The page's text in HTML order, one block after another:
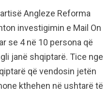
Angleze Reforma
investigimin e Mail On
se 4 në 10 persona që
janë shqiptarë. Tice nge
që vendosin jetën
kthehen në ushtarë të